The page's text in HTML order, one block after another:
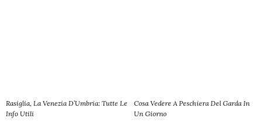
Rasiglia, La Venezia D’Umbria: Tutte Le
Info Utili
Cosa Vedere A Peschiera Del Garda In
Un Giorno